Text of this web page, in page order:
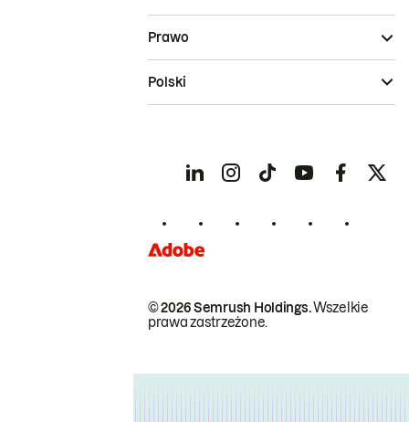
© 2026 Semrush Holdings.Wszelkie
prawa zastrzeżone.
Prawo
Polski